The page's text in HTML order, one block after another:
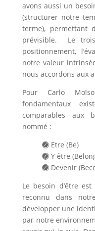
avons aussi un
(structurer notre
terme), permettant
prévisible. Le
positionnement,
notre valeur
nous accordons aux
Pour Carlo
fondamentaux
comparables aux
nommé :
Etre (Be)
Y être
Devenir
Le besoin d’être
reconnu dans
développer une
par notre